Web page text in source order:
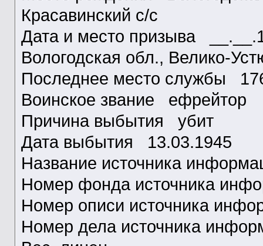
Красавинский с/с
Дата и место призыва
Вологодская обл., Велико-
Последнее место службы
Воинское звание ефрейтор
Причина выбытия убит
Дата выбытия 13.03.1945
Название источника
Номер фонда источника
Номер описи источника
Номер дела источника